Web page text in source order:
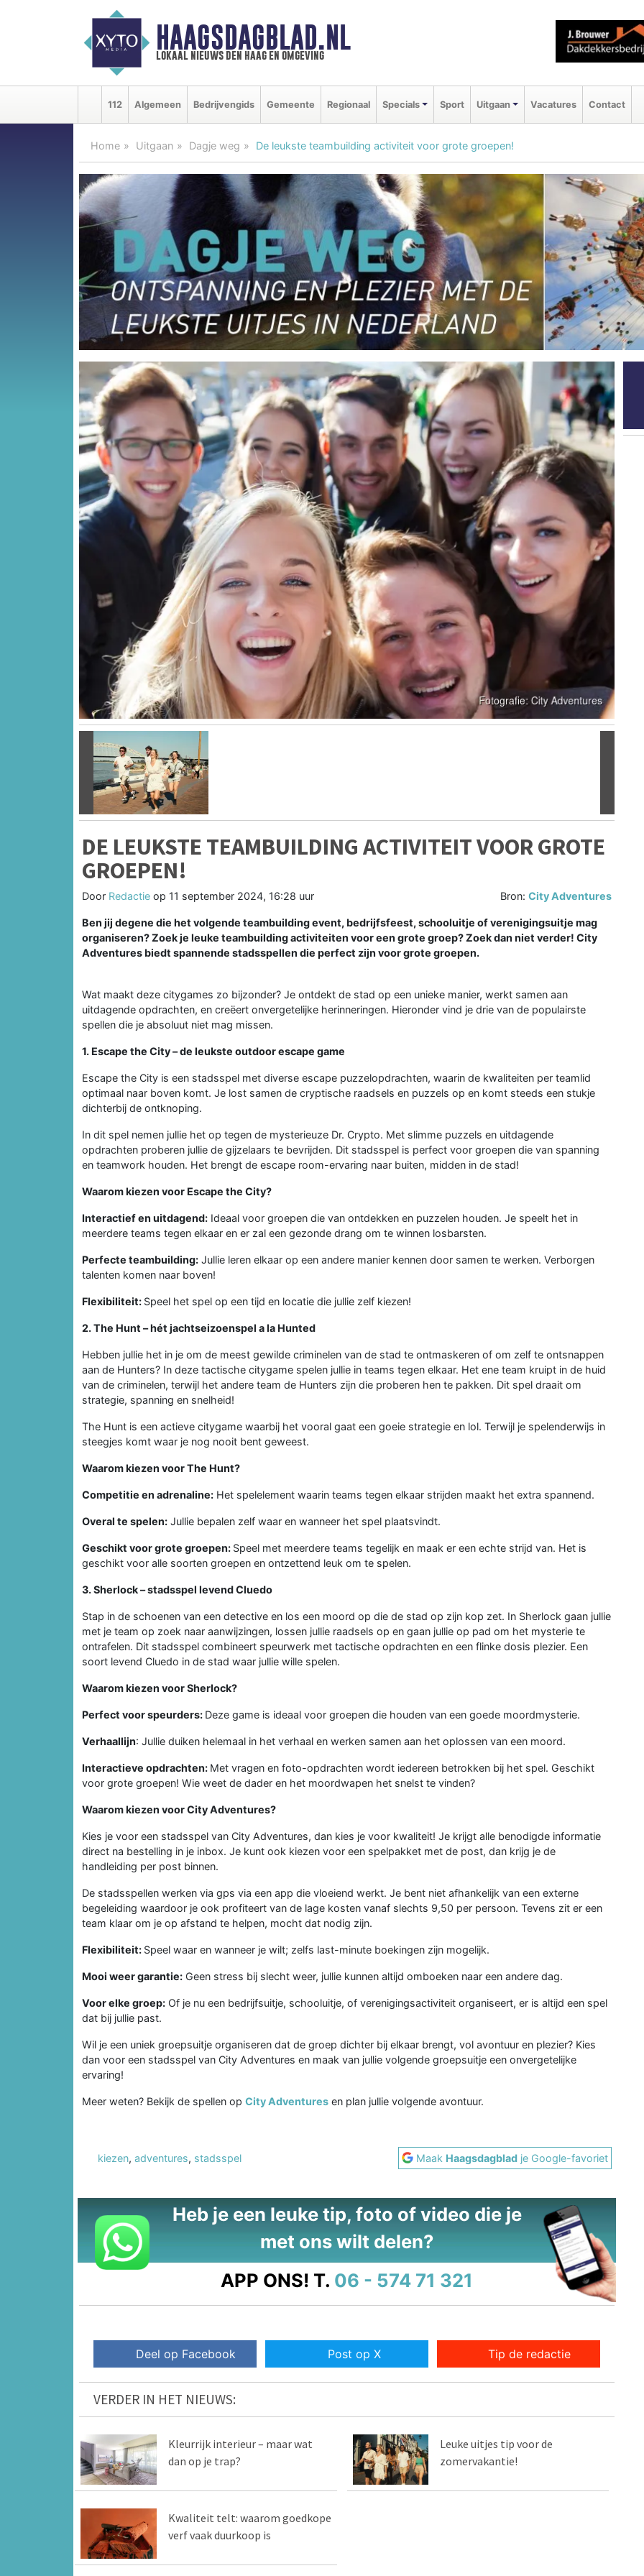
HAAGSDAGBLAD.NL
lokaal nieuws den haag en omgeving
112 Algemeen Bedrijvengids Gemeente Regionaal Specials Sport Uitgaan Vacatures Contact
Home Uitgaan Dagje weg De leukste teambuilding activiteit voor grote groepen!
Vorige
DE LEUKSTE TEAMBUILDING ACTIVITEIT VOOR GROTE
GROEPEN!
Door Redactie op 11 september 2024, 16:28 uur Bron:City Adventures
Ben jij degene die het volgende teambuilding event, bedrijfsfeest, schooluitje of verenigingsuitje mag
organiseren? Zoek je leuke teambuilding activiteiten voor een grote groep? Zoek dan niet verder! City
Adventures biedt spannende stadsspellen die perfect zijn voor grote groepen.
Wat maakt deze citygames zo bijzonder? Je ontdekt de stad op een unieke manier, werkt samen aan
uitdagende opdrachten, en creëert onvergetelijke herinneringen. Hieronder vind je drie van de populairste
spellen die je absoluut niet mag missen.
1. Escape the City – de leukste outdoor escape game
Escape the City is een stadsspel met diverse escape puzzelopdrachten, waarin de kwaliteiten per teamlid
optimaal naar boven komt. Je lost samen de cryptische raadsels en puzzels op en komt steeds een stukje
dichterbij de ontknoping.
In dit spel nemen jullie het op tegen de mysterieuze Dr. Crypto. Met slimme puzzels en uitdagende
opdrachten proberen jullie de gijzelaars te bevrijden. Dit stadsspel is perfect voor groepen die van spanning
en teamwork houden. Het brengt de escape room-ervaring naar buiten, midden in de stad!
Waarom kiezen voor Escape the City?
Interactief en uitdagend: Ideaal voor groepen die van ontdekken en puzzelen houden. Je speelt het in
meerdere teams tegen elkaar en er zal een gezonde drang om te winnen losbarsten.
Perfecte teambuilding: Jullie leren elkaar op een andere manier kennen door samen te werken. Verborgen
talenten komen naar boven!
Flexibiliteit: Speel het spel op een tijd en locatie die jullie zelf kiezen!
2. The Hunt – hét jachtseizoenspel a la Hunted
Hebben jullie het in je om de meest gewilde criminelen van de stad te ontmaskeren of om zelf te ontsnappen
aan de Hunters? In deze tactische citygame spelen jullie in teams tegen elkaar. Het ene team kruipt in de huid
van de criminelen, terwijl het andere team de Hunters zijn die proberen hen te pakken. Dit spel draait om
strategie, spanning en snelheid!
The Hunt is een actieve citygame waarbij het vooral gaat een goeie strategie en lol. Terwijl je spelenderwijs in
steegjes komt waar je nog nooit bent geweest.
Waarom kiezen voor The Hunt?
Competitie en adrenaline: Het spelelement waarin teams tegen elkaar strijden maakt het extra spannend.
Overal te spelen: Jullie bepalen zelf waar en wanneer het spel plaatsvindt.
Geschikt voor grote groepen: Speel met meerdere teams tegelijk en maak er een echte strijd van. Het is
geschikt voor alle soorten groepen en ontzettend leuk om te spelen.
3. Sherlock – stadsspel levend Cluedo
Stap in de schoenen van een detective en los een moord op die de stad op zijn kop zet. In Sherlock gaan jullie
met je team op zoek naar aanwijzingen, lossen jullie raadsels op en gaan jullie op pad om het mysterie te
ontrafelen. Dit stadsspel combineert speurwerk met tactische opdrachten en een flinke dosis plezier. Een
soort levend Cluedo in de stad waar jullie wille spelen.
Waarom kiezen voor Sherlock?
Perfect voor speurders: Deze game is ideaal voor groepen die houden van een goede moordmysterie.
Verhaallijn: Jullie duiken helemaal in het verhaal en werken samen aan het oplossen van een moord.
Interactieve opdrachten: Met vragen en foto-opdrachten wordt iedereen betrokken bij het spel. Geschikt
voor grote groepen! Wie weet de dader en het moordwapen het snelst te vinden?
Waarom kiezen voor City Adventures?
Kies je voor een stadsspel van City Adventures, dan kies je voor kwaliteit! Je krijgt alle benodigde informatie
direct na bestelling in je inbox. Je kunt ook kiezen voor een spelpakket met de post, dan krijg je de
handleiding per post binnen.
De stadsspellen werken via gps via een app die vloeiend werkt. Je bent niet afhankelijk van een externe
begeleiding waardoor je ook profiteert van de lage kosten vanaf slechts 9,50 per persoon. Tevens zit er een
team klaar om je op afstand te helpen, mocht dat nodig zijn.
Flexibiliteit: Speel waar en wanneer je wilt; zelfs last-minute boekingen zijn mogelijk.
Mooi weer garantie: Geen stress bij slecht weer, jullie kunnen altijd omboeken naar een andere dag.
Voor elke groep: Of je nu een bedrijfsuitje, schooluitje, of verenigingsactiviteit organiseert, er is altijd een spel
dat bij jullie past.
Wil je een uniek groepsuitje organiseren dat de groep dichter bij elkaar brengt, vol avontuur en plezier? Kies
dan voor een stadsspel van City Adventures en maak van jullie volgende groepsuitje een onvergetelijke
ervaring!
Meer weten? Bekijk de spellen op City Adventures en plan jullie volgende avontuur.
kiezen, adventures, stadsspel Maak Haagsdagblad je Google-favoriet
Heb je een leuke tip, foto of video die je
met ons wilt delen?
APP ONS! T. 06 - 574 71 321
Deel op Facebook Post op X Tip de redactie
VERDER IN HET NIEUWS:
Kleurrijk interieur – maar wat
dan op je trap?
Leuke uitjes tip voor de
zomervakantie!
Kwaliteit telt: waarom goedkope
verf vaak duurkoop is